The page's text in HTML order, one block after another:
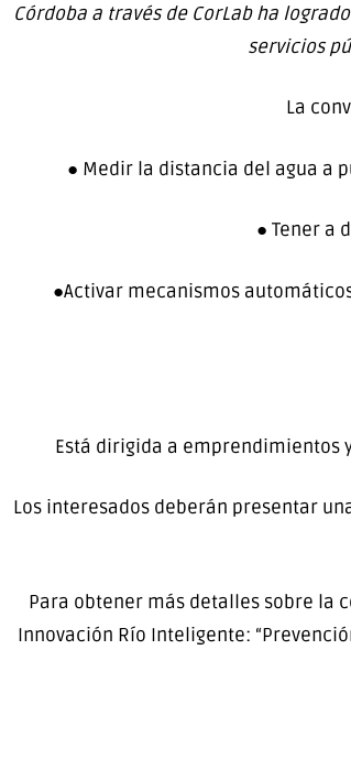
Córdoba a través de CorLab ha
servicios
La
● Medir la distancia del agua a
● Tener a
●Activar mecanismos
Está dirigida a emprendimientos
Los interesados deberán presentar
Para obtener más detalles sobre la
Innovación Río Inteligente: